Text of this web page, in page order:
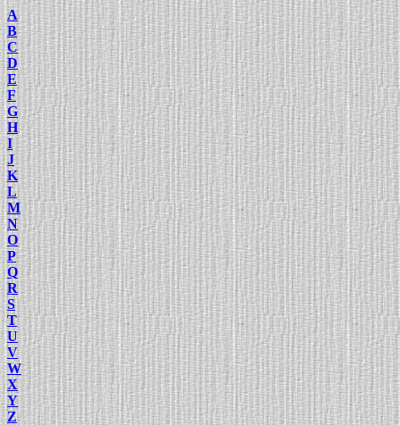
A
B
C
D
E
F
G
H
I
J
K
L
M
N
O
P
Q
R
S
T
U
V
W
X
Y
Z